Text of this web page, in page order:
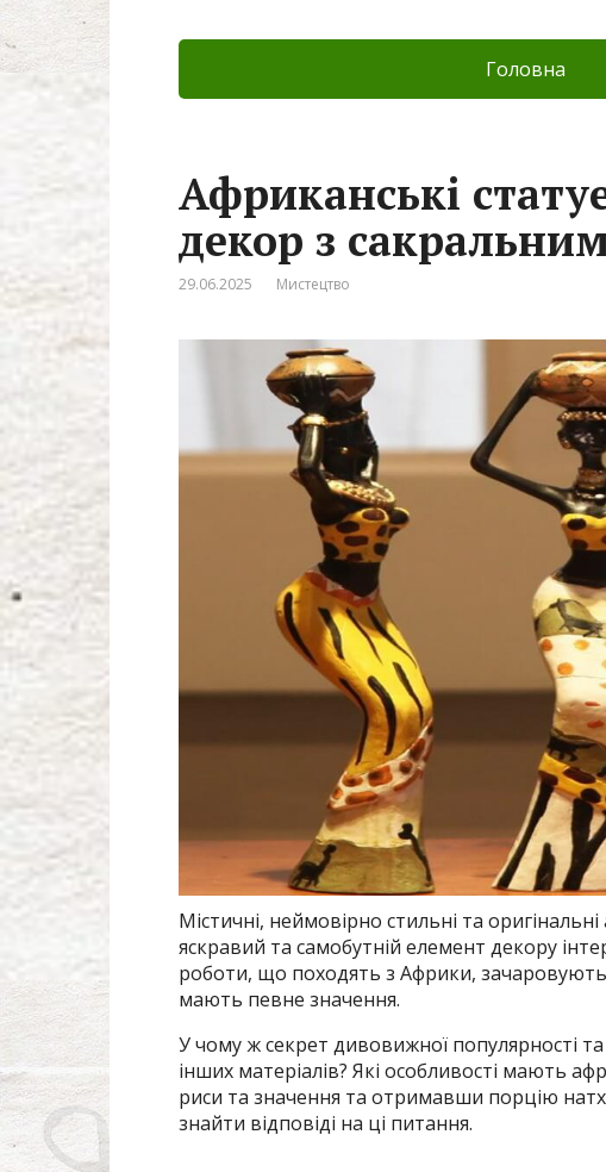
Головна
Африканські
декор з
29.06.2025 Мистецтво
Містичні, неймовірно стильні та
яскравий та самобутній елемент декору
роботи, що походять з Африки,
мають певне значення.
У чому ж секрет дивовижної популярності
інших матеріалів? Які особливості мають
риси та значення та отримавши порцію
знайти відповіді на ці питання.